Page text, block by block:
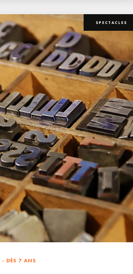
SPECTACLES
- DÈS 7 ANS